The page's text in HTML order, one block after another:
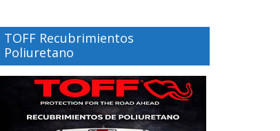
TOFF Recubrimientos
Poliuretano